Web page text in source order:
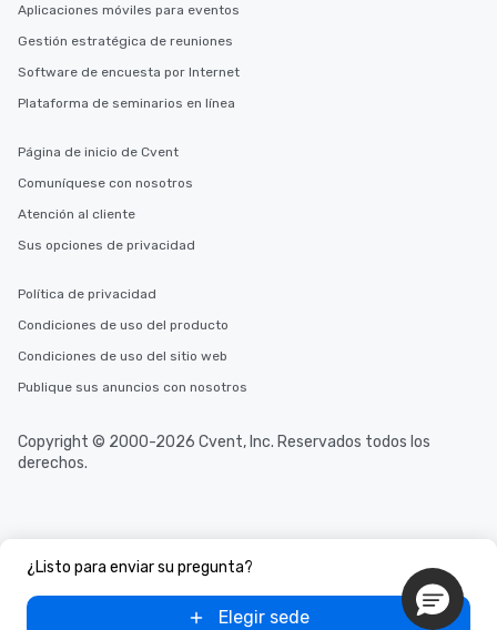
¿Listo para enviar su pregunta?
Elegir sede
Aplicaciones móviles para eventos
Gestión estratégica de reuniones
Software de encuesta por Internet
Plataforma de seminarios en línea
Página de inicio de Cvent
Comuníquese con nosotros
Atención al cliente
Sus opciones de privacidad
Política de privacidad
Condiciones de uso del producto
Condiciones de uso del sitio web
Publique sus anuncios con nosotros
Copyright © 2000-2026 Cvent, Inc. Reservados todos los
derechos.